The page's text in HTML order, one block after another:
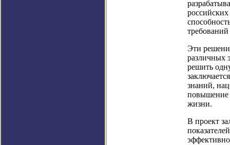
Эти
различных
решить
знаний,
повышение
жизни.
В проект